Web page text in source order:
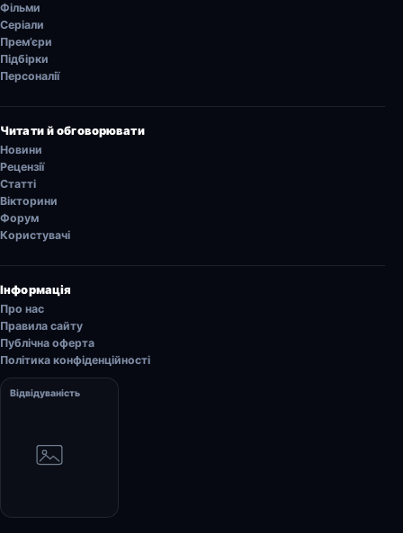
Фільми
Серіали
Прем’єри
Підбірки
Персоналії
Читати й обговорювати
Новини
Рецензії
Статті
Вікторини
Форум
Користувачі
Інформація
Про нас
Правила сайту
Публічна оферта
Політика конфіденційності
Відвідуваність